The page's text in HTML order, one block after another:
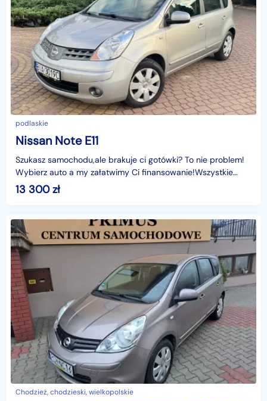
podlaskie
Nissan Note E11
Szukasz samochodu,ale brakuje ci gotówki? To nie problem!
Wybierz auto a my załatwimy Ci finansowanie!Wszystkie
formalności możemy załatwić podczas jednej wizyt
13 300zł
Chodzież, chodzieski, wielkopolskie